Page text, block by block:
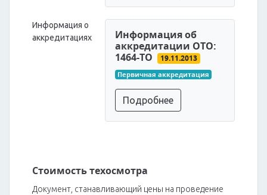
Информация о
аккредитациях
Информация об
аккредитации ОТО:
1464-ТО
19.11.2013
Первичная аккредитация
Подробнее
Стоимость техосмотра
Документ, станавливающий цены на проведение